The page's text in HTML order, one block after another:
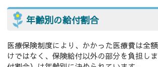
年齢別の給付割合
医療保険制度により、かかった医療費は全
けではなく、保険給付以外の部分を負担し